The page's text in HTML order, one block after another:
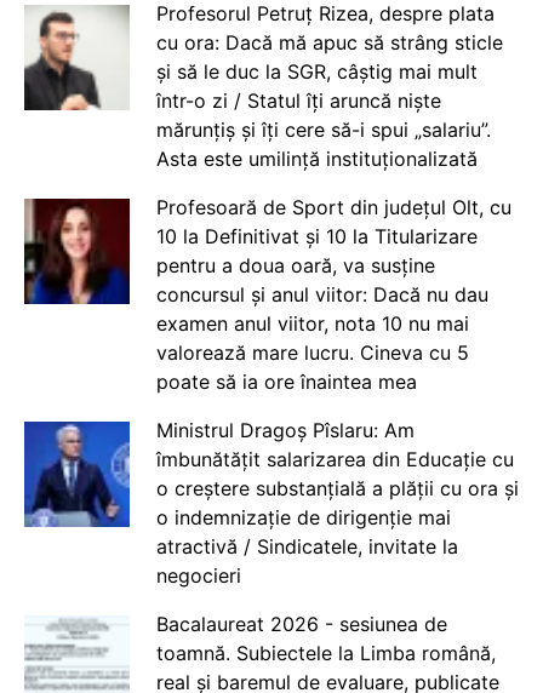
Profesorul Petruț Rizea, despre plata
cu ora: Dacă mă apuc să strâng sticle
și să le duc la SGR, câștig mai mult
într-o zi / Statul îți aruncă niște
mărunțiș și îți cere să-i spui „salariu”.
Asta este umilință instituționalizată
Profesoară de Sport din județul Olt, cu
10 la Definitivat și 10 la Titularizare
pentru a doua oară, va susține
concursul și anul viitor: Dacă nu dau
examen anul viitor, nota 10 nu mai
valorează mare lucru. Cineva cu 5
poate să ia ore înaintea mea
Ministrul Dragoș Pîslaru: Am
îmbunătățit salarizarea din Educație cu
o creștere substanțială a plății cu ora și
o indemnizație de dirigenție mai
atractivă / Sindicatele, invitate la
negocieri
Bacalaureat 2026 - sesiunea de
toamnă. Subiectele la Limba română,
real și baremul de evaluare, publicate